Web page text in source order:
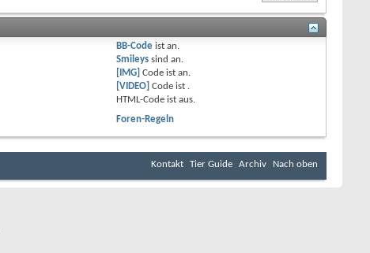
BB-Code istan.
Smileys sindan.
[IMG] Code istan.
[VIDEO] Code ist .
HTML-Code istaus.
Foren-Regeln
Kontakt Tier Guide Archiv Nach oben